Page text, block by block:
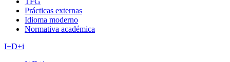
Prácticas externas
Idioma moderno
Normativa académica
I+D+i